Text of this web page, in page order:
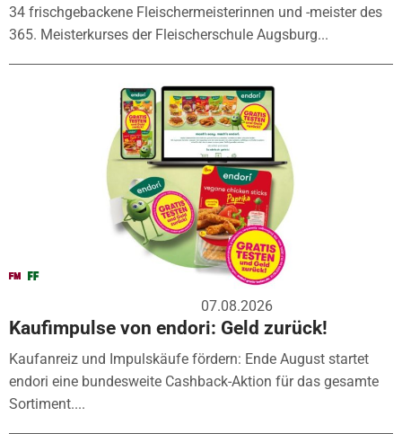
34 frischgebackene Fleischermeisterinnen und -meister des
365. Meisterkurses der Fleischerschule Augsburg...
07.08.2026
Kaufimpulse von endori: Geld zurück!
Kaufanreiz und Impulskäufe fördern: Ende August startet
endori eine bundesweite Cashback-Aktion für das gesamte
Sortiment....